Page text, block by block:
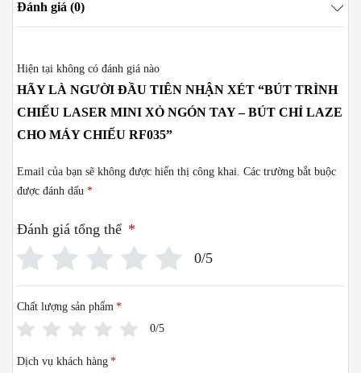
Đánh giá (0)
Hiện tại không có đánh giá nào
HÃY LÀ NGƯỜI ĐẦU TIÊN NHẬN XÉT “BÚT TRÌNH
CHIẾU LASER MINI XỎ NGÓN TAY – BÚT CHỈ LAZE
CHO MÁY CHIẾU RF035”
Email của bạn sẽ không được hiển thị công khai. Các trường bắt buộc
được đánh dấu *
Đánh giá tổng thể *
0/5
Chất lượng sản phẩm *
0/5
Dịch vụ khách hàng *